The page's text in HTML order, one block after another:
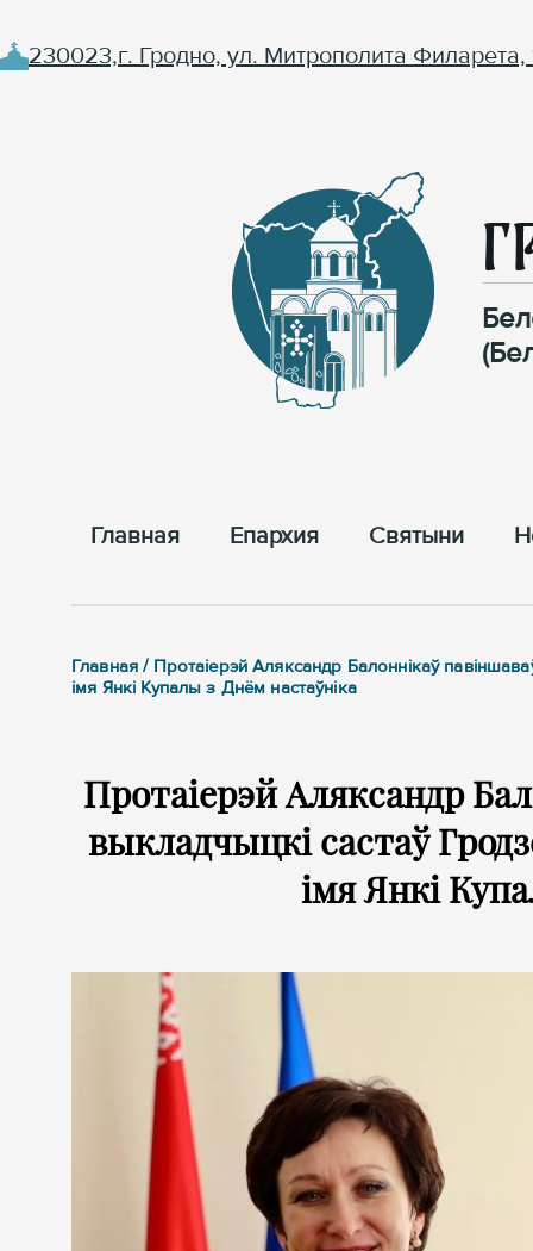
230023,г. Гродно, ул. Митрополита Филарета,
Главная Епархия Cвятыни
Главная / Протаіерэй Аляксандр Балоннікаў
імя Янкі Купалы з Днём настаўніка
Протаіерэй Аляксандр
выкладчыцкі састаў
імя Янкі